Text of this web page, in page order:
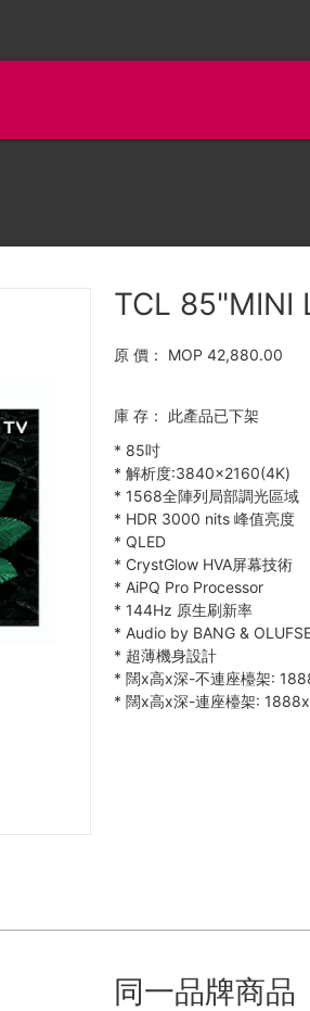
TCL 85"MINI
原 價： MOP 42,880.00
庫 存：
此產品已下架
* 85吋
* 解析度:3840×2160(4K)
* 1568全陣列局部調光區域
* HDR 3000 nits 峰值亮度
* QLED
* CrystGlow HVA屏幕技術
* AiPQ Pro Processor
* 144Hz 原生刷新率
* Audio by BANG &
* 超薄機身設計
* 闊x高x深-不連座檯架:
* 闊x高x深-連座檯架:
同一品牌商品